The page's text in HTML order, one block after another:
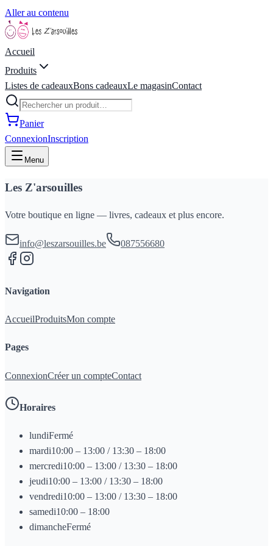
Aller au contenu
Accueil
Produits
Listes de cadeauxBons cadeauxLe magasinContact
Panier
ConnexionInscription
Menu
Les Z'arsouilles
Votre boutique en ligne — livres, cadeaux et plus encore.
info@leszarsouilles.be 087556680
Navigation
AccueilProduitsMon compte
Pages
ConnexionCréer un compteContact
Horaires
lundiFermé
mardi10:00 – 13:00 / 13:30 – 18:00
mercredi10:00 – 13:00 / 13:30 – 18:00
jeudi10:00 – 13:00 / 13:30 – 18:00
vendredi10:00 – 13:00 / 13:30 – 18:00
samedi10:00 – 18:00
dimancheFermé